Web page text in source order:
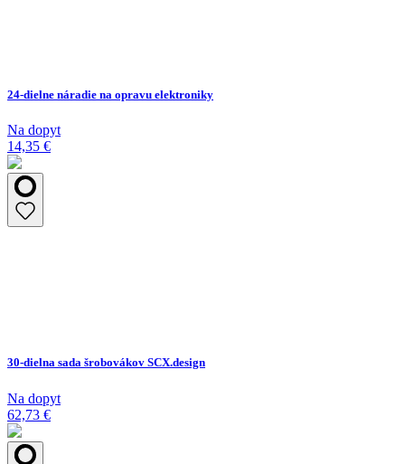
24-dielne náradie na opravu elektroniky
Na dopyt
14,35 €
30-dielna sada šrobovákov SCX.design
Na dopyt
62,73 €